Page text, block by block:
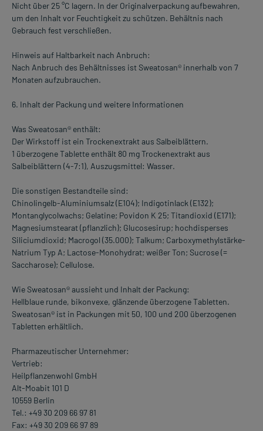
Nicht über 25 °C lagern. In der Originalverpackung aufbewahren,
um den Inhalt vor Feuchtigkeit zu schützen. Behältnis nach
Gebrauch fest verschließen.
Hinweis auf Haltbarkeit nach Anbruch:
Nach Anbruch des Behältnisses ist Sweatosan® innerhalb von 7
Monaten aufzubrauchen.
6. Inhalt der Packung und weitere Informationen
Was Sweatosan® enthält:
Der Wirkstoff ist ein Trockenextrakt aus Salbeiblättern.
1 überzogene Tablette enthält 80 mg Trockenextrakt aus
Salbeiblättern (4-7:1), Auszugsmittel: Wasser.
Die sonstigen Bestandteile sind:
Chinolingelb-Aluminiumsalz (E104); Indigotinlack (E132);
Montanglycolwachs; Gelatine; Povidon K 25; Titandioxid (E171);
Magnesiumstearat (pflanzlich); Glucosesirup; hochdisperses
Siliciumdioxid; Macrogol (35.000); Talkum; Carboxymethylstärke-
Natrium Typ A; Lactose-Monohydrat; weißer Ton; Sucrose (=
Saccharose); Cellulose.
Wie Sweatosan® aussieht und Inhalt der Packung:
Hellblaue runde, bikonvexe, glänzende überzogene Tabletten.
Sweatosan® ist in Packungen mit 50, 100 und 200 überzogenen
Tabletten erhältlich.
Pharmazeutischer Unternehmer:
Vertrieb:
Heilpflanzenwohl GmbH
Alt-Moabit 101 D
10559 Berlin
Tel.: +49 30 209 66 97 81
Fax: +49 30 209 66 97 89